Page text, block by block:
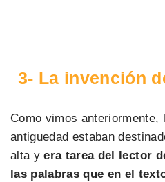
3- La invención
Como vimos anteriormente,
antiguedad estaban
alta y era tarea del lector
las palabras que en el